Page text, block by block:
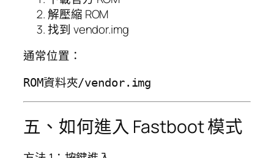
解壓縮 ROM
找到 vendor.img
通常位置：
五、如何進入 Fastboot 模式